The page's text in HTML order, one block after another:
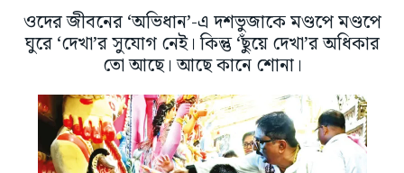
ওদের জীবনের ‘অভিধান’-এ দশভুজাকে মণ্ডপে মণ্ডপে
ঘুরে ‘দেখা’র সুযোগ নেই। কিন্তু ‘ছুঁয়ে দেখা’র অধিকার
তো আছে। আছে কানে শোনা।